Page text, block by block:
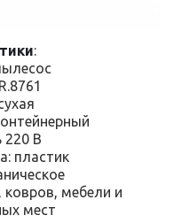
:
220 В
пластик
ковров, мебели и
мест